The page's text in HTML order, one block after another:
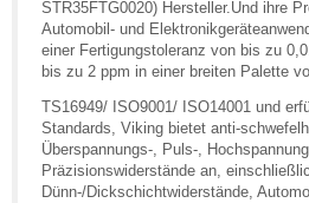
STR35FTG0020) Hersteller.Und ihre
Automobil- und
einer Fertigungstoleranz von bis zu
bis zu 2 ppm in einer breiten Palette
TS16949/ ISO9001/ ISO14001 und
Standards, Viking bietet anti-
Überspannungs-, Puls-,
Präzisionswiderstände an,
Dünn-/Dickschichtwiderstände,